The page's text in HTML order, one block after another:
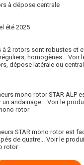
à dépose centrale
été 2025
à 2 rotors sont robustes et
homogènes... Voir
dépose latérale ou
mono rotor STAR ALP
andainage... Voir le
rotor
STAR mono rotor est
de quatre... Voir le
rotor